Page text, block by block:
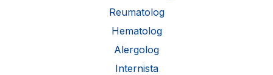
Reumatolog
Hematolog
Alergolog
Internista